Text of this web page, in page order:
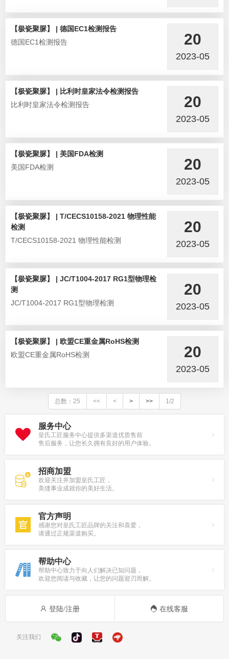
【极瓷聚脲】 | 德国EC1检测报告
德国EC1检测报告
20
2023-05
【极瓷聚脲】 | 比利时皇家法令检测报告
比利时皇家法令检测报告
20
2023-05
【极瓷聚脲】 | 美国FDA检测
美国FDA检测
20
2023-05
【极瓷聚脲】 | T/CECS10158-2021 物理性能
检测
T/CECS10158-2021 物理性能检测
20
2023-05
【极瓷聚脲】 | JC/T1004-2017 RG1型物理检
测
JC/T1004-2017 RG1型物理检测
20
2023-05
【极瓷聚脲】 | 欧盟CE重金属RoHS检测
欧盟CE重金属RoHS检测
20
2023-05
总数：25 << < > >> 1/2
服务中心
皇氏工匠服务中心提供多渠道优质售前
售后服务，让您长久拥有良好的用户体验。
招商加盟
欢迎关注并加盟皇氏工匠，
美缝事业成就你的美好生活。
官方声明
感谢您对皇氏工匠品牌的关注和喜爱，
请通过正规渠道购买。
帮助中心
帮助中心致力于向人们解决已知问题，
欢迎您阅读与收藏，让您的问题迎刃而解。
登陆/注册 在线客服
关注我们